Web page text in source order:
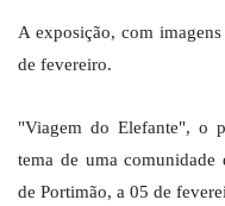
A exposição, com
de fevereiro.
"Viagem do Elefante", o
tema de uma
de Portimão, a 05 de